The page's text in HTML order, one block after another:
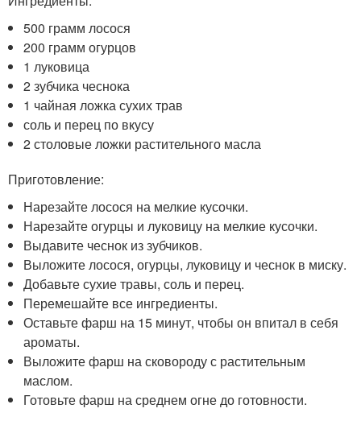
500 грамм лосося
200 грамм огурцов
1 луковица
2 зубчика чеснока
1 чайная ложка сухих трав
соль и перец по вкусу
2 столовые ложки растительного масла
Приготовление:
Нарезайте лосося на мелкие кусочки.
Нарезайте огурцы и луковицу на мелкие кусочки.
Выдавите чеснок из зубчиков.
Выложите лосося, огурцы, луковицу и чеснок в миску.
Добавьте сухие травы, соль и перец.
Перемешайте все ингредиенты.
Оставьте фарш на 15 минут, чтобы он впитал в себя
ароматы.
Выложите фарш на сковороду с растительным
маслом.
Готовьте фарш на среднем огне до готовности.